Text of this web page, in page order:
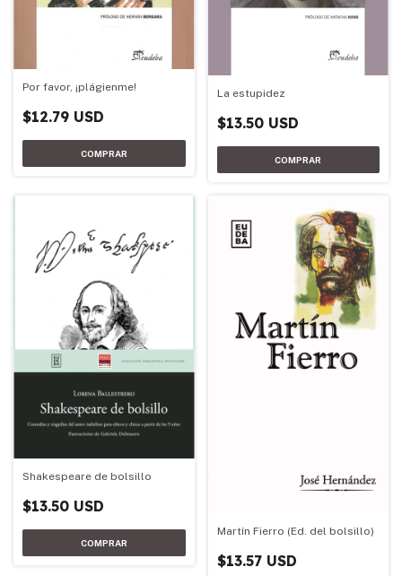
Por favor, ¡plágienme!
$12.79 USD
La estupidez
$13.50 USD
Shakespeare de bolsillo
$13.50 USD
Martín Fierro (Ed. del bolsillo)
$13.57 USD